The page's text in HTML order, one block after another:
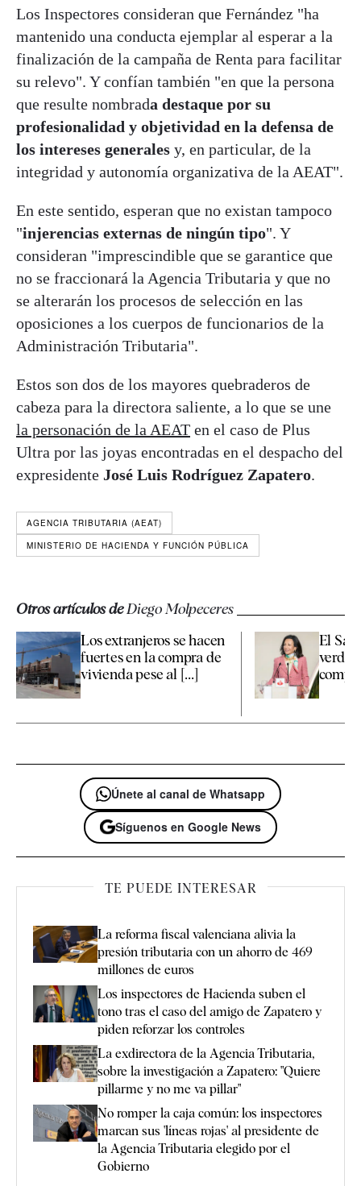
Los Inspectores consideran que Fernández "ha
mantenido una conducta ejemplar al esperar a la
finalización de la campaña de Renta para facilitar
su relevo". Y confían también "en que la persona
que resulte nombrada destaque por su
profesionalidad y objetividad en la defensa de
los intereses generales y, en particular, de la
integridad y autonomía organizativa de la AEAT".
En este sentido, esperan que no existan tampoco
"injerencias externas de ningún tipo". Y
consideran "imprescindible que se garantice que
no se fraccionará la Agencia Tributaria y que no
se alterarán los procesos de selección en las
oposiciones a los cuerpos de funcionarios de la
Administración Tributaria".
Estos son dos de los mayores quebraderos de
cabeza para la directora saliente, a lo que se une
la personación de la AEAT en el caso de Plus
Ultra por las joyas encontradas en el despacho del
expresidente José Luis Rodríguez Zapatero.
AGENCIA TRIBUTARIA (AEAT)
MINISTERIO DE HACIENDA Y FUNCIÓN PÚBLICA
Otros artículos deDiego Molpeceres
Los extranjeros se hacen
fuertes en la compra de
vivienda pese al [...]
El
verde
Únete al canal de Whatsapp
Síguenos en Google News
TE PUEDE INTERESAR
La reforma fiscal valenciana alivia la
presión tributaria con un ahorro de 469
millones de euros
Los inspectores de Hacienda suben el
tono tras el caso del amigo de Zapatero y
piden reforzar los controles
La exdirectora de la Agencia Tributaria,
sobre la investigación a Zapatero: "Quiere
pillarme y no me va pillar"
No romper la caja común: los inspectores
marcan sus 'líneas rojas' al presidente de
la Agencia Tributaria elegido por el
Gobierno